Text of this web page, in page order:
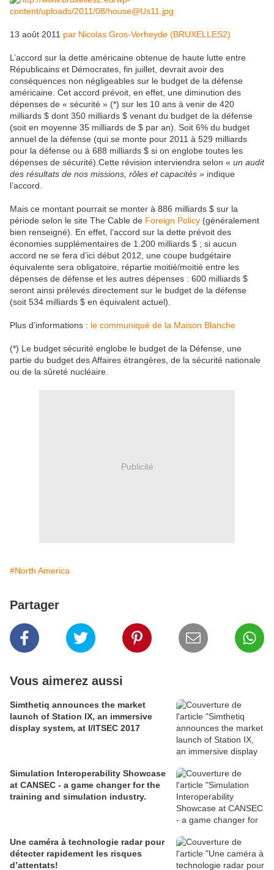
13 août 2011 par Nicolas Gros-Verheyde (BRUXELLES2)
L’accord sur la dette américaine obtenue de haute lutte entre
Républicains et Démocrates, fin juillet, devrait avoir des
conséquences non négligeables sur le budget de la défense
américaine. Cet accord prévoit, en effet, une diminution des
dépenses de « sécurité » (*) sur les 10 ans à venir de 420
milliards $ dont 350 milliards $ venant du budget de la défense
(soit en moyenne 35 milliards de $ par an). Soit 6% du budget
annuel de la défense (qui se monte pour 2011 à 529 milliards
pour la défense ou à 688 milliards $ si on englobe toutes les
dépenses de sécurité).Cette révision interviendra selon « un audit
des résultats de nos missions, rôles et capacités » indique
l’accord.
Mais ce montant pourrait se monter à 886 milliards $ sur la
période selon le site The Cable de Foreign Policy (généralement
bien renseigné). En effet, l’accord sur la dette prévoit des
économies supplémentaires de 1.200 milliards $ ; si aucun
accord ne se fera d’ici début 2012, une coupe budgétaire
équivalente sera obligatoire, répartie moitié/moitié entre les
dépenses de défense et les autres dépenses : 600 milliards $
seront ainsi prélevés directement sur le budget de la défense
(soit 534 milliards $ en équivalent actuel).
Plus d’informations : le communiqué de la Maison Blanche
(*) Le budget sécurité englobe le budget de la Défense, une
partie du budget des Affaires étrangères, de la sécurité nationale
ou de la sûreté nucléaire.
Publicité
#North America
Partager
Vous aimerez aussi
Simthetiq announces the market
launch of Station IX, an immersive
display system, at I/ITSEC 2017
Simulation Interoperability Showcase
at CANSEC - a game changer for the
training and simulation industry.
Une caméra à technologie radar pour
détecter rapidement les risques
d’attentats!